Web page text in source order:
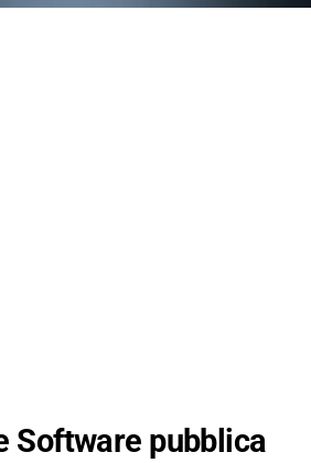
Software pubblica